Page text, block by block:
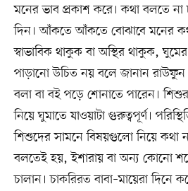
মনের ভাব প্রকাশ করে। কথা বলতে
দিন। আঁকতে আঁকতে বোঝাবে মনের
স্বাভাবিক থাকুক বা অস্থির থাকুক,
পাড়ানো উচিত নয় বলে জানান রাউফুন
বলা বা বই পড়ে শোনাতে পারেন।
নিয়ে ঘুমাতে যাওয়াটা গুরুত্বপূর্ণ।
শিশুদের সামনে বিষয়গুলো নিয়ে কথা
বলতেই হয়, ইশারায় বা অন্য কোনো
চালান। চাকরিরত বাবা–মায়েরা দিনে